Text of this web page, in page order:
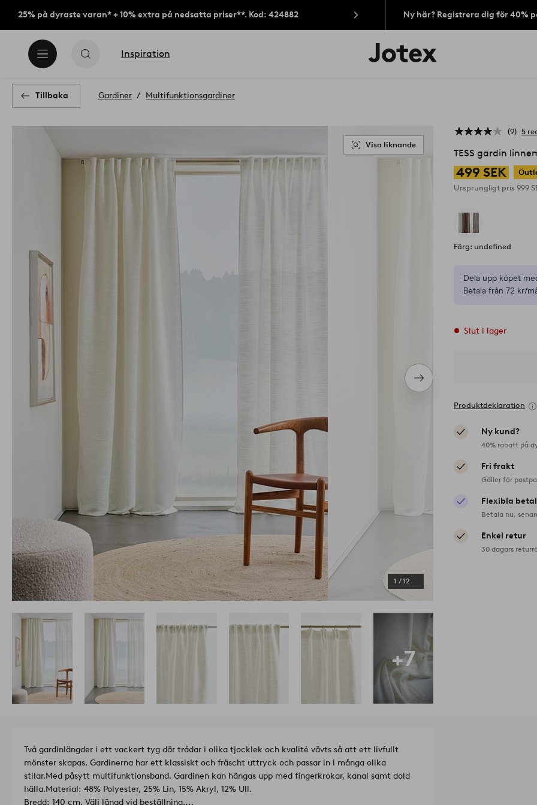
25% på dyraste varan* + 10% extra på nedsatta priser**. Kod: 424882 Ny här? Registrera dig för 40%
Inspiration
Jotex
logotyp
Tillbaka Gardiner Multifunktionsgardiner
Nästa
produkt
1 /12
Visa liknande
9 5
TESS gardin
499 SEK
Ursprungligt pris999
Färg: undefined
Dela upp köpet
Betala från 72 kr/
Slut i lager
Produktdeklaration
Ny kund?
40% rabatt på
Fri frakt
Gäller för
Flexibla
Betala nu,
Enkel retur
30 dagars
+7
Två gardinlängder i ett vackert tyg där trådar i olika tjocklek och kvalité vävts så att ett livfullt
mönster skapas. Gardinerna har ett klassiskt och fräscht uttryck och passar in i många olika
stilar.Med påsytt multifunktionsband. Gardinen kan hängas upp med fingerkrokar, kanal samt dold
hälla.
Material: 48% Polyester, 25% Lin, 15% Akryl, 12% Ull.
Bredd: 140 cm. Välj längd vid beställning.